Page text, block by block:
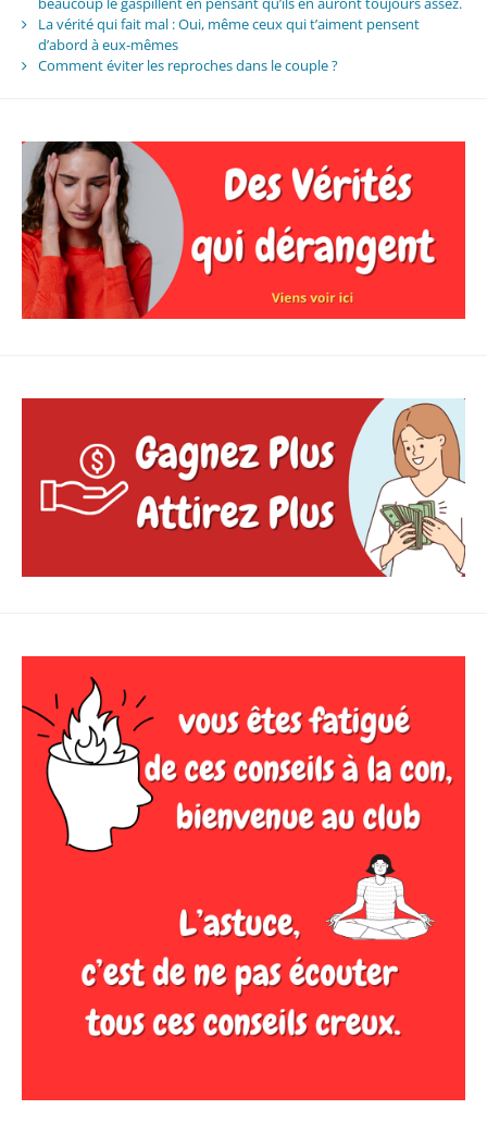
La vérité qui fait mal : Oui, même ceux qui t’aiment pensent
d’abord à eux-mêmes
Comment éviter les reproches dans le couple ?